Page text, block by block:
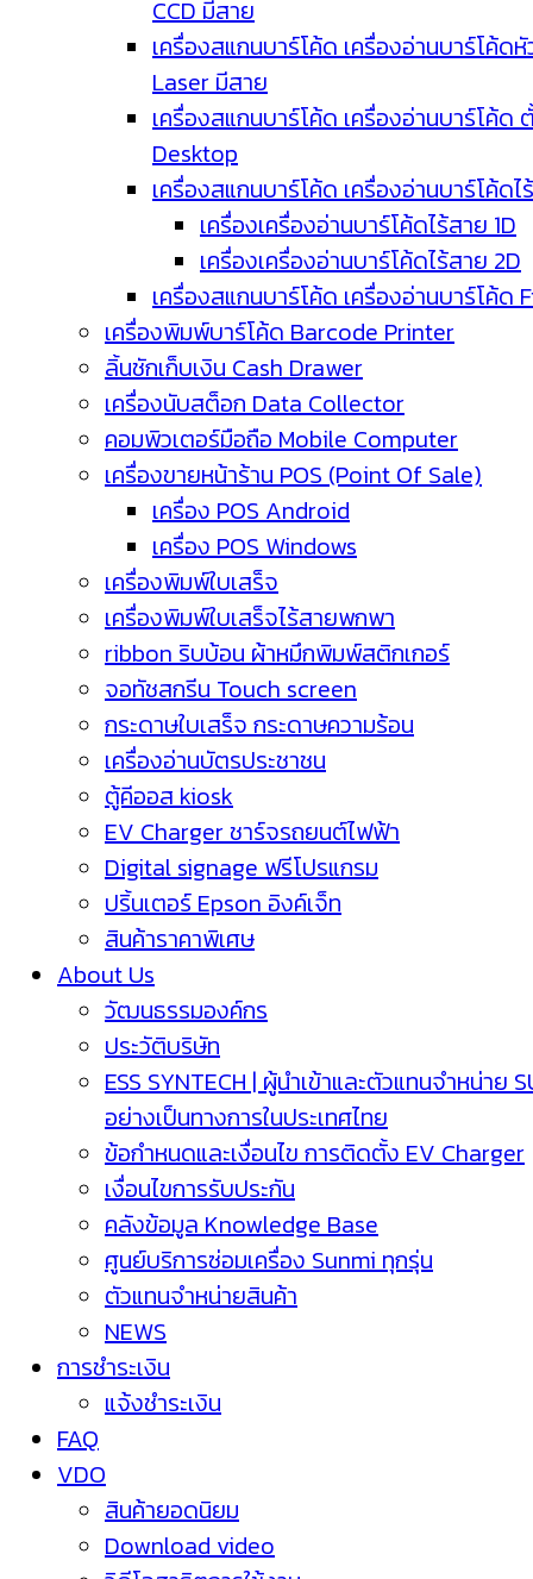
CCD มีสาย
เครื่องสแกนบาร์โค้ด เครื่องอ่านบาร์โค้ด
Laser มีสาย
เครื่องสแกนบาร์โค้ด เครื่องอ่านบาร์โค้ด
Desktop
เครื่องสแกนบาร์โค้ด เครื่องอ่านบาร์โค้ดไ
เครื่องเครื่องอ่านบาร์โค้ดไร้สาย 1D
เครื่องเครื่องอ่านบาร์โค้ดไร้สาย 2D
เครื่องสแกนบาร์โค้ด เครื่องอ่านบาร์โค้ด
เครื่องพิมพ์บาร์โค้ด Barcode Printer
ลิ้นชักเก็บเงิน Cash Drawer
เครื่องนับสต็อก Data Collector
คอมพิวเตอร์มือถือ Mobile Computer
เครื่องขายหน้าร้าน POS (Point Of Sale)
เครื่อง POS Android
เครื่อง POS Windows
เครื่องพิมพ์ใบเสร็จ
เครื่องพิมพ์ใบเสร็จไร้สายพกพา
ribbon ริบบ้อน ผ้าหมึกพิมพ์สติกเกอร์
จอทัชสกรีน Touch screen
กระดาษใบเสร็จ กระดาษความร้อน
เครื่องอ่านบัตรประชาชน
ตู้คีออส kiosk
EV Charger ชาร์จรถยนต์ไฟฟ้า
Digital signage ฟรีโปรแกรม
ปริ้นเตอร์ Epson อิงค์เจ็ท
สินค้าราคาพิเศษ
About Us
วัฒนธรรมองค์กร
ประวัติบริษัท
ESS SYNTECH | ผู้นำเข้าและตัวแทนจำหน่าย
อย่างเป็นทางการในประเทศไทย
ข้อกำหนดและเงื่อนไข การติดตั้ง EV Charger
เงื่อนไขการรับประกัน
คลังข้อมูล Knowledge Base
ศูนย์บริการซ่อมเครื่อง Sunmi ทุกรุ่น
ตัวแทนจำหน่ายสินค้า
NEWS
การชำระเงิน
แจ้งชำระเงิน
FAQ
VDO
สินค้ายอดนิยม
Download video